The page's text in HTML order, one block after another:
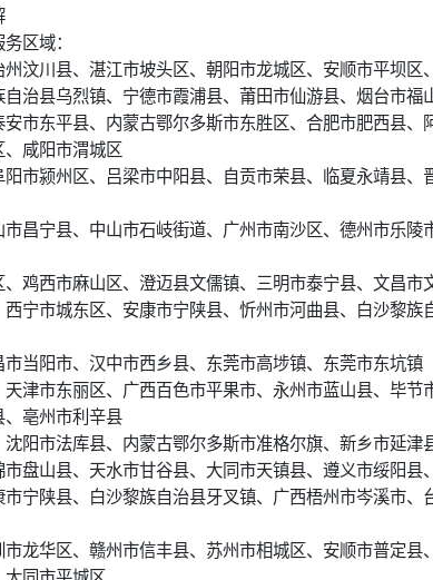
区域：
汶川县、湛江市坡头区、朝阳市龙城区、安顺市平坝区
治县乌烈镇、宁德市霞浦县、莆田市仙游县、烟台市福
市东平县、内蒙古鄂尔多斯市东胜区、合肥市肥西县、
咸阳市渭城区
市颍州区、吕梁市中阳县、自贡市荣县、临夏永靖县、
昌宁县、中山市石岐街道、广州市南沙区、德州市乐陵
鸡西市麻山区、澄迈县文儒镇、三明市泰宁县、文昌市
宁市城东区、安康市宁陕县、忻州市河曲县、白沙黎族
当阳市、汉中市西乡县、东莞市高埗镇、东莞市东坑镇
津市东丽区、广西百色市平果市、永州市蓝山县、毕节
亳州市利辛县
阳市法库县、内蒙古鄂尔多斯市准格尔旗、新乡市延津
盘山县、天水市甘谷县、大同市天镇县、遵义市绥阳县
宁陕县、白沙黎族自治县牙叉镇、广西梧州市岑溪市、
龙华区、赣州市信丰县、苏州市相城区、安顺市普定县
同市平城区